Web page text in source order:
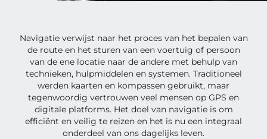
Navigatie verwijst naar het proces van het bepalen van
de route en het sturen van een voertuig of persoon
van de ene locatie naar de andere met behulp van
technieken, hulpmiddelen en systemen. Traditioneel
werden kaarten en kompassen gebruikt, maar
tegenwoordig vertrouwen veel mensen op GPS en
digitale platforms. Het doel van navigatie is om
efficiënt en veilig te reizen en het is nu een integraal
onderdeel van ons dagelijks leven.